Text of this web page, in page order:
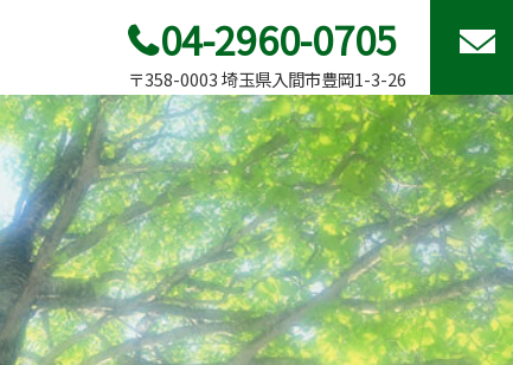
04-2960-0705
〒358-0003 埼玉県入間市豊岡1-3-26